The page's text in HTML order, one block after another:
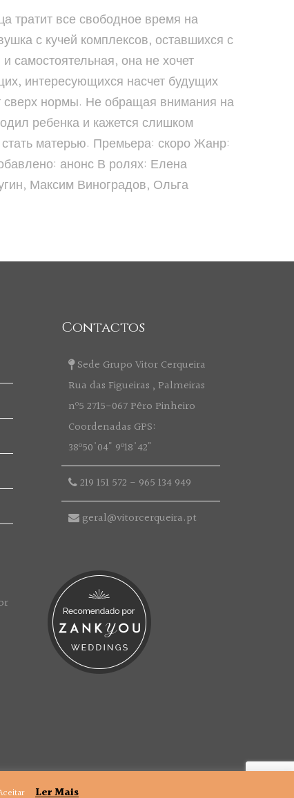
тратит все свободное время на
с кучей комплексов, оставшихся с
самостоятельная, она не хочет
интересующихся насчет будущих
сверх нормы. Не обращая внимания на
ребенка и кажется слишком
матерью. Премьера: скоро Жанр:
анонс В ролях: Елена
Максим Виноградов, Ольга
Contactos
Sede Grupo Vitor Cerqueira
Rua das Figueiras , Palmeiras
nº5 2715-067 Pêro Pinheiro
Coordenadas GPS:
38º50'04" 9º18'42"
219 151 572 - 965 134 949
geral@vitorcerqueira.pt
Ler Mais